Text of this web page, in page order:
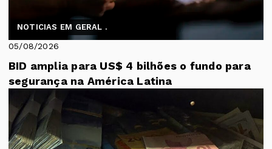
NOTICIAS EM GERAL .
05/08/2026
BID amplia para US$ 4 bilhões o fundo para
segurança na América Latina